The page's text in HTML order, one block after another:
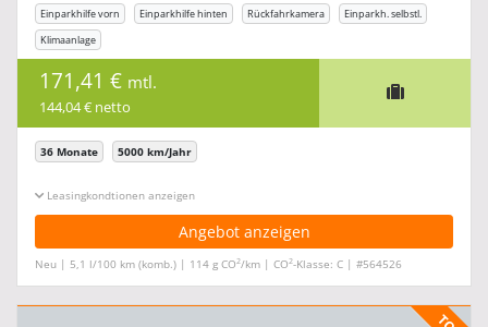
Einparkhilfe vorn Einparkhilfe hinten Rückfahrkamera
Einparkh. selbstl.
Klimaanlage
171,41 € mtl.
144,04 € netto
36 Monate 5000 km/Jahr
Leasingkonditionen ein-/ausblenden
Angebot anzeigen
Neu | 5,1 l/100 km (komb.) | 114 g CO2/km | CO2-Klasse: C | #564526